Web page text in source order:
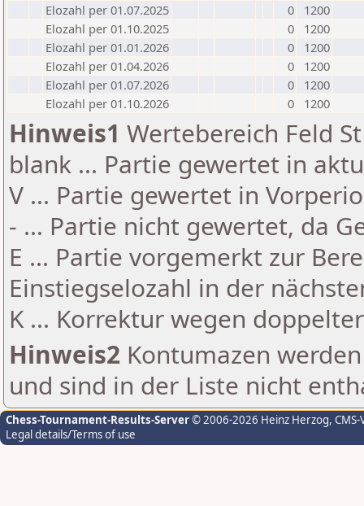
Elozahl per 01.07.2025
0
1200
Elozahl per 01.10.2025
0
1200
Elozahl per 01.01.2026
0
1200
Elozahl per 01.04.2026
0
1200
Elozahl per 01.07.2026
0
1200
Elozahl per 01.10.2026
0 1200
Hinweis1 Wertebereich Feld
blank ... Partie gewertet in
V ... Partie gewertet in
- ... Partie nicht gewertet, da
E ... Partie vorgemerkt zur
Einstiegselozahl in der
K ... Korrektur wegen
Hinweis2 Kontumazen
und sind in der Liste nicht
Chess-Tournament-Results-Server© 2006-2026 Heinz Herzog,
Legal details/Terms of use